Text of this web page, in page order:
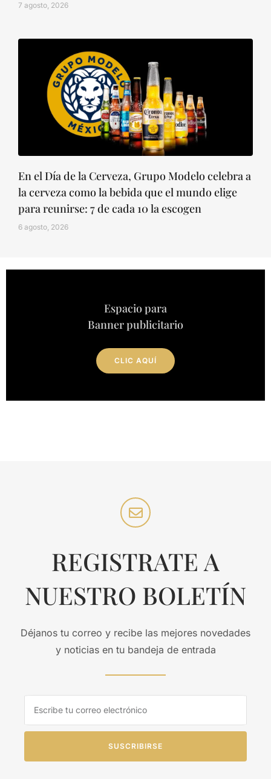
7 agosto, 2026
En el Día de la Cerveza, Grupo Modelo celebra a
la cerveza como la bebida que el mundo elige
para reunirse: 7 de cada 10 la escogen
6 agosto, 2026
Espacio para
Banner publicitario
CLIC AQUÍ
REGISTRATE A
NUESTRO BOLETÍN
Déjanos tu correo y recibe las mejores novedades
y noticias en tu bandeja de entrada
SUSCRIBIRSE